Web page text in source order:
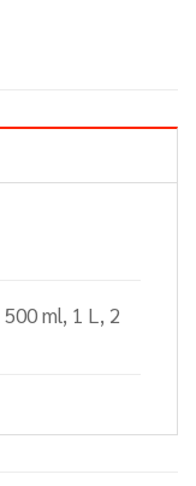
ml, 1 L, 2